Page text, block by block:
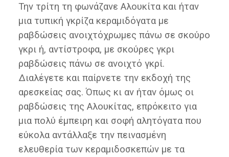
Την τρίτη τη φωνάζανε Αλουκίτα και ήταν
μια τυπική γκρίζα κεραμιδόγατα με
ραβδώσεις ανοιχτόχρωμες πάνω σε σκούρο
γκρι ή, αντίστροφα, με σκούρες γκρι
ραβδώσεις πάνω σε ανοιχτό γκρί.
Διαλέγετε και παίρνετε την εκδοχή της
αρεσκείας σας. Όπως κι αν ήταν όμως οι
ραβδώσεις της Αλουκίτας, επρόκειτο για
μια πολύ έμπειρη και σοφή αλητόγατα που
εύκολα αντάλλαξε την πεινασμένη
ελευθερία των κεραμιδοσκεπών με τα